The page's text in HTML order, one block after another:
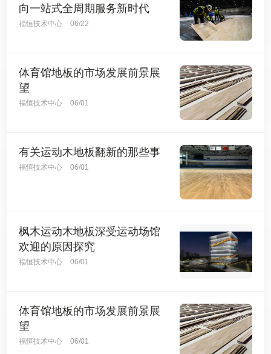
向一站式全周期服务新时代
福恒技术中心 06/22
体育馆地板的市场发展前景展
望
福恒技术中心 06/01
有关运动木地板翻新的那些事
福恒技术中心 06/01
枫木运动木地板深受运动场馆
欢迎的原因探究
福恒技术中心 06/01
体育馆地板的市场发展前景展
望
福恒技术中心 06/01